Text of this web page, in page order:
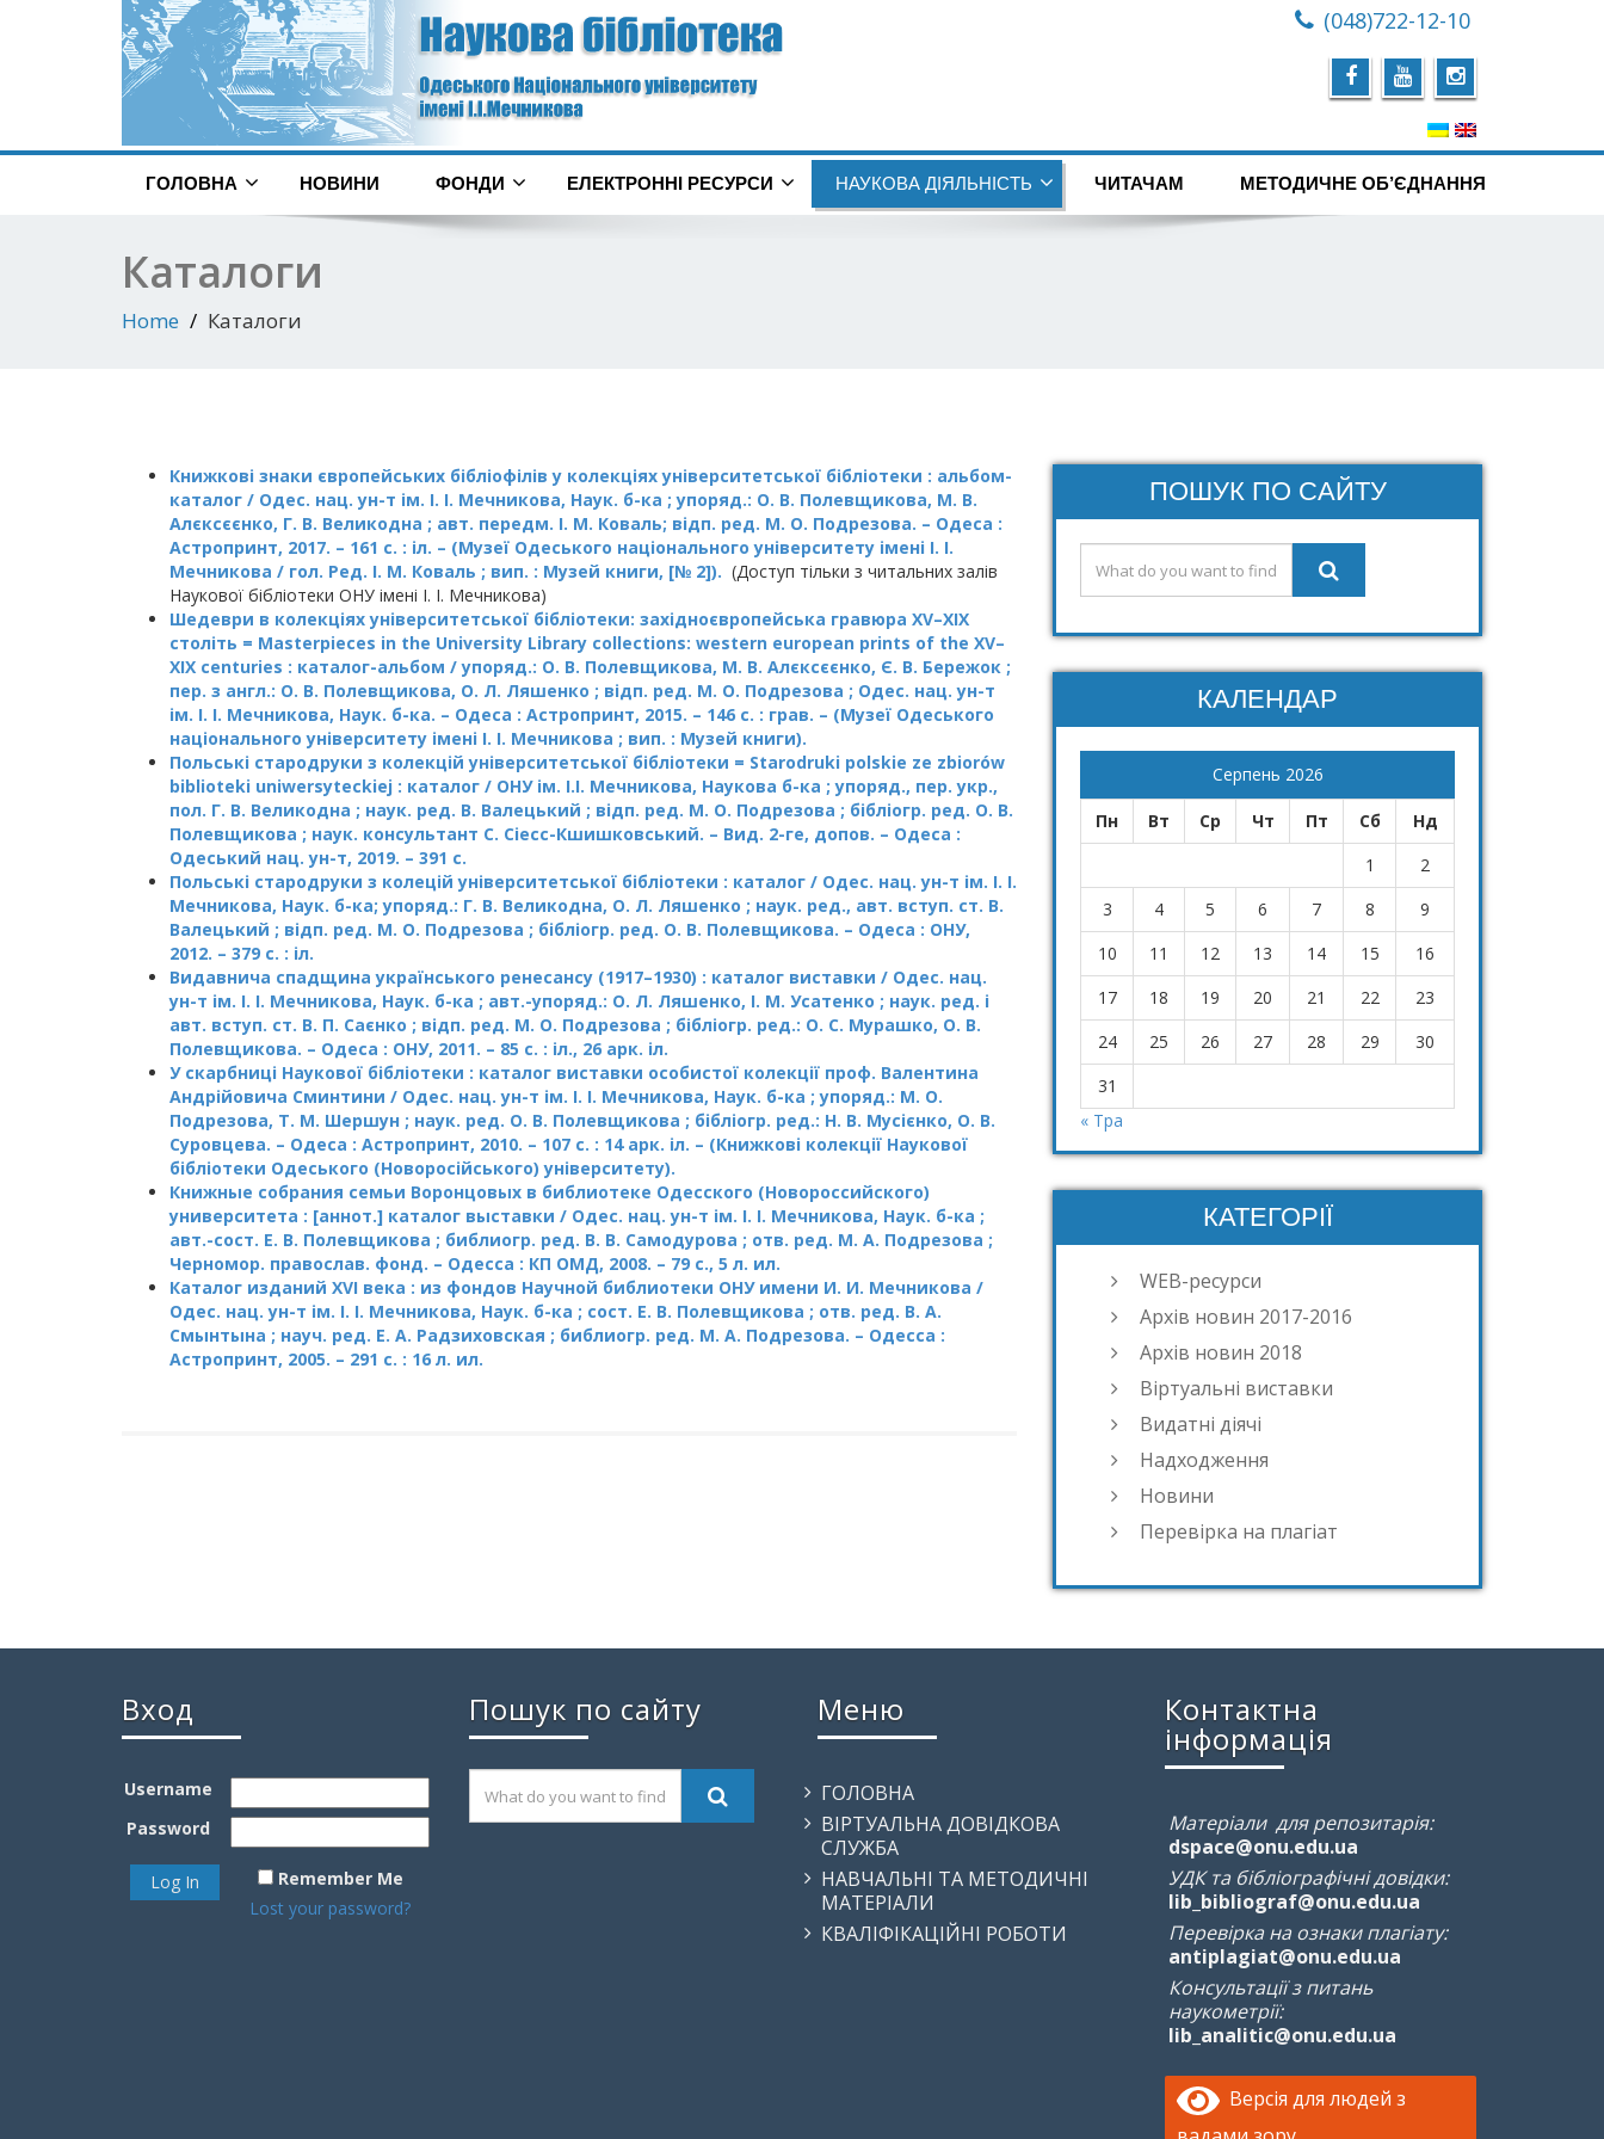
(048)722-12-10
ГОЛОВНА НОВИНИ ФОНДИ ЕЛЕКТРОННІ РЕСУРСИ НАУКОВА ДІЯЛЬНІСТЬ ЧИТАЧАМ МЕТОДИЧНЕ ОБ’ЄДНАННЯ
Каталоги
Home Каталоги
Книжкові знаки європейських бібліофілів у колекціях університетської бібліотеки : альбом-
каталог / Одес. нац. ун-т ім. І. І. Мечникова, Наук. б-ка ; упоряд.: О. В. Полевщикова, М. В.
Алєксєєнко, Г. В. Великодна ; авт. передм. І. М. Коваль; відп. ред. М. О. Подрезова. – Одеса :
Астропринт, 2017. – 161 с. : іл. – (Музеї Одеського національного університету імені І. І.
Мечникова / гол. Ред. І. М. Коваль ; вип. : Музей книги, [№ 2]). (Доступ тільки з читальних залів
Наукової бібліотеки ОНУ імені І. І. Мечникова)
Шедеври в колекціях університетської бібліотеки: західноєвропейська гравюра XV–XIX
століть = Masterpieces in the University Library collections: western european prints of the XV–
XIX centuries : каталог-альбом / упоряд.: О. В. Полевщикова, М. В. Алєксєєнко, Є. В. Бережок ;
пер. з англ.: О. В. Полевщикова, О. Л. Ляшенко ; відп. ред. М. О. Подрезова ; Одес. нац. ун-т
ім. І. І. Мечникова, Наук. б-ка. – Одеса : Астропринт, 2015. – 146 с. : грав. – (Музеї Одеського
національного університету імені І. І. Мечникова ; вип. : Музей книги).
Польські стародруки з колекцій університетської бібліотеки = Starodruki polskie ze zbiorów
biblioteki uniwersyteckiej : каталог / ОНУ ім. І.І. Мечникова, Наукова б-ка ; упоряд., пер. укр.,
пол. Г. В. Великодна ; наук. ред. В. Валецький ; відп. ред. М. О. Подрезова ; бібліогр. ред. О. В.
Полевщикова ; наук. консультант С. Сіесс-Кшишковський. – Вид. 2-ге, допов. – Одеса :
Одеський нац. ун-т, 2019. – 391 с.
Польські стародруки з колецій університетської бібліотеки : каталог / Одес. нац. ун-т ім. І. І.
Мечникова, Наук. б-ка; упоряд.: Г. В. Великодна, О. Л. Ляшенко ; наук. ред., авт. вступ. ст. В.
Валецький ; відп. ред. М. О. Подрезова ; бібліогр. ред. О. В. Полевщикова. – Одеса : ОНУ,
2012. – 379 с. : іл.
Видавнича спадщина українського ренесансу (1917–1930) : каталог виставки / Одес. нац.
ун-т ім. І. І. Мечникова, Наук. б-ка ; авт.-упоряд.: О. Л. Ляшенко, І. М. Усатенко ; наук. ред. і
авт. вступ. ст. В. П. Саєнко ; відп. ред. М. О. Подрезова ; бібліогр. ред.: О. С. Мурашко, О. В.
Полевщикова. – Одеса : ОНУ, 2011. – 85 с. : іл., 26 арк. іл.
У скарбниці Наукової бібліотеки : каталог виставки особистої колекції проф. Валентина
Андрійовича Сминтини / Одес. нац. ун-т ім. І. І. Мечникова, Наук. б-ка ; упоряд.: М. О.
Подрезова, Т. М. Шершун ; наук. ред. О. В. Полевщикова ; бібліогр. ред.: Н. В. Мусієнко, О. В.
Суровцева. – Одеса : Астропринт, 2010. – 107 с. : 14 арк. іл. – (Книжкові колекції Наукової
бібліотеки Одеського (Новоросійського) університету).
Книжные собрания семьи Воронцовых в библиотеке Одесского (Новороссийского)
университета : [аннот.] каталог выставки / Одес. нац. ун-т ім. І. І. Мечникова, Наук. б-ка ;
авт.-сост. Е. В. Полевщикова ; библиогр. ред. В. В. Самодурова ; отв. ред. М. А. Подрезова ;
Черномор. православ. фонд. – Одесса : КП ОМД, 2008. – 79 с., 5 л. ил.
Каталог изданий XVI века : из фондов Научной библиотеки ОНУ имени И. И. Мечникова /
Одес. нац. ун-т ім. І. І. Мечникова, Наук. б-ка ; сост. Е. В. Полевщикова ; отв. ред. В. А.
Смынтына ; науч. ред. Е. А. Радзиховская ; библиогр. ред. М. А. Подрезова. – Одесса :
Астропринт, 2005. – 291 с. : 16 л. ил.
ПОШУК ПО САЙТУ
КАЛЕНДАР
Серпень 2026
Пн Вт Ср Чт Пт Сб
Нд
1
2
3
4 5 6 7 8
9
10
11 12 13 14 15
16
17
18 19 20 21 22
23
24
25 26 27 28 29
30
31
« Тра
КАТЕГОРІЇ
WEB-ресурси
Архів новин 2017-2016
Архів новин 2018
Віртуальні виставки
Видатні діячі
Надходження
Новини
Перевірка на плагіат
Вход
Username
Password
Remember Me
Lost your password?
Пошук по сайту Меню
ГОЛОВНА
ВІРТУАЛЬНА ДОВІДКОВА
СЛУЖБА
НАВЧАЛЬНІ ТА МЕТОДИЧНІ
МАТЕРІАЛИ
КВАЛІФІКАЦІЙНІ РОБОТИ
Контактна
інформація
Матеріали для репозитарія:
dspace@onu.edu.ua
УДК та бібліографічні довідки:
lib_bibliograf@onu.edu.ua
Перевірка на ознаки плагіату:
antiplagiat@onu.edu.ua
Консультації з питань
наукометрії:
lib_analitic@onu.edu.ua
Версія для людей з